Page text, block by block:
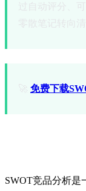
过自动评分、
零散笔记转向
🚀 免费下载
SWOT竞品分析是